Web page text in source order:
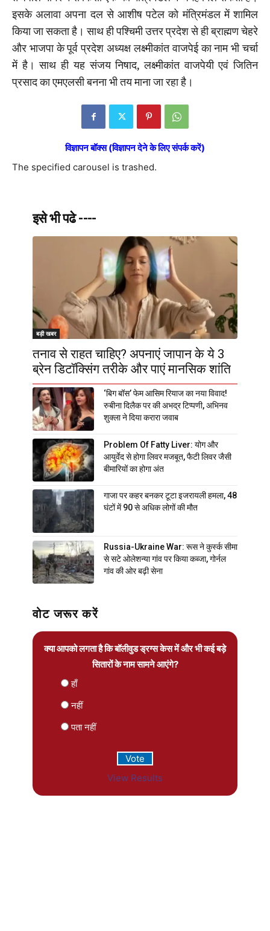
इसके अलावा अपना दल से आशीष पटेल को मंत्रिमंडल में शामिल
किया जा सकता है। साथ ही पश्चिमी उत्तर प्रदेश से ही ब्राह्मण चेहरे
और भाजपा के पूर्व प्रदेश अध्यक्ष लक्ष्मीकांत वाजपेई का नाम भी चर्चा
में है। साथ ही यह संजय निषाद, लक्ष्मीकांत वाजपेयी एवं जितिन
प्रसाद का एमएलसी बनना भी तय माना जा रहा है।
विज्ञापन बॉक्स (विज्ञापन देने के लिए संपर्क करें)
The specified carousel is trashed.
इसे भी पढे ----
बड़ी खबर
तनाव से राहत चाहिए? अपनाएं जापान के ये 3
ब्रेन डिटॉक्सिंग तरीके और पाएं मानसिक शांति
‘बिग बॉस’ फेम आसिम रियाज का नया विवाद!
रुबीना दिलैक पर की अभद्र टिप्पणी, अभिनव
शुक्ला ने दिया करारा जवाब
Problem Of Fatty Liver: योग और
आयुर्वेद से होगा लिवर मजबूत, फैटी लिवर जैसी
बीमारियों का होगा अंत
गाजा पर कहर बनकर टूटा इजरायली हमला, 48
घंटों में 90 से अधिक लोगों की मौत
Russia-Ukraine War: रूस ने कुर्स्क सीमा
से सटे ओलेशन्या गांव पर किया कब्जा, गोर्नल
गांव की ओर बढ़ी सेना
वोट जरूर करें
क्या आपको लगता है कि बॉलीवुड ड्रग्स केस में और भी कई बड़े
सितारों के नाम सामने आएंगे?
हाँ
नहीं
पता नहीं
View Results